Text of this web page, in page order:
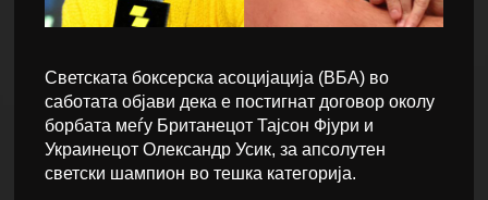
Светската боксерска асоцијација (ВБА) во
саботата објави дека е постигнат договор околу
борбата меѓу Британецот Тајсон Фјури и
Украинецот Олександр Усик, за апсолутен
светски шампион во тешка категорија.